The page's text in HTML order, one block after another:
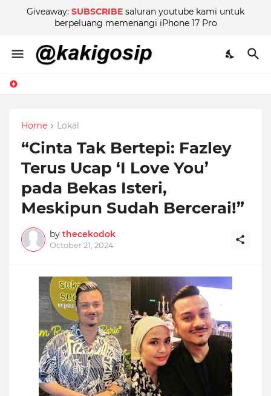
Giveaway: SUBSCRIBE saluran youtube kami untuk
berpeluang memenangi iPhone 17 Pro
Home Lokal
“Cinta Tak Bertepi: Fazley
Terus Ucap ‘I Love You’
pada Bekas Isteri,
Meskipun Sudah Bercerai!”
by thecekodok
October 21, 2024